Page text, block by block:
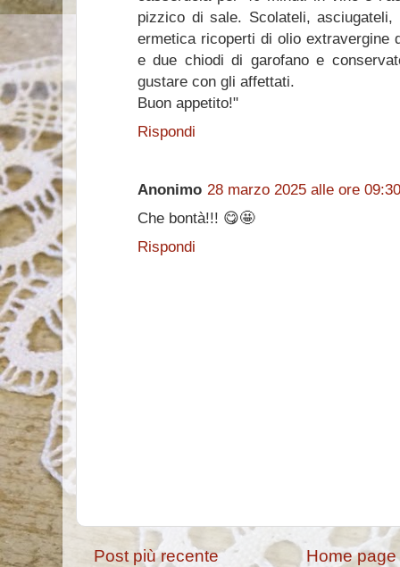
pizzico di sale. Scolateli,
ermetica ricoperti di olio extravergine
e due chiodi di garofano e
gustare con gli affettati.
Buon appetito!"
Rispondi
Anonimo 28 marzo 2025 alle ore 09:30
Che bontà!!! 😋🤩
Rispondi
Post più recente Home page